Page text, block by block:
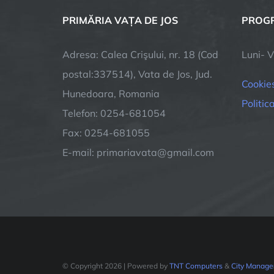
PRIMĂRIA VAȚA DE JOS
Adresa: Calea Crişului, nr. 18 (Cod
postal:337514), Vata de Jos, Jud.
Hunedoara, Romania
Telefon: 0254-681054
Fax: 0254-681055
E-mail: primariavata@gmail.com
Luni-
© Copyright 2026 | Powered by TNT Computers & City